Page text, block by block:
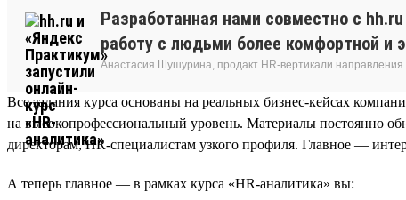
Разработанная нами совместно с
работу с людьми более комфортной и
Анастасия Шушурина, продакт HR-вертикали
Все задания курса основаны на реальных бизнес-кейсах
на высокопрофессиональный уровень. Материалы постоянно
директорам, HR-специалистам узкого профиля. Главное —
А теперь главное — в рамках курса «HR-аналитика» вы: